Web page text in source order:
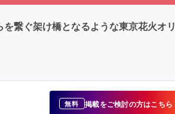
繋ぐ架け橋となるような東京花火オ
無料 掲載をご検討の方はこちら